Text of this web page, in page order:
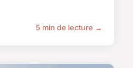
5 min de lecture →